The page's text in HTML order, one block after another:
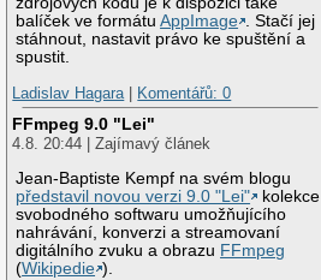
balíček ve formátuAppImage . Stačí jej
stáhnout, nastavit právo ke spuštění a
spustit.
Ladislav Hagara
Komentářů: 0
FFmpeg 9.0 "Lei"
4.8. 20:44 | Zajímavý článek
Jean-Baptiste Kempf na svém blogu
představil novou verzi 9.0 "Lei"
kolekce
svobodného softwaru umožňujícího
nahrávání, konverzi a streamovaní
digitálního zvuku a obrazu FFmpeg
(Wikipedie ).